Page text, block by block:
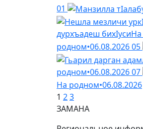
01
дурхъадеш бихIуси
родном•06.08.202605
родном•06.08.202607
На родном•06.08.2026
1 23
ЗАМАНА